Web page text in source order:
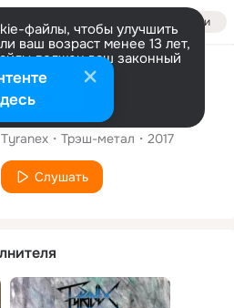
Войти
файлы, чтобы улучшить
ваш возраст менее 13 лет,
должен ваш законный
информации
Настроить
Альбом
Death Roll
Tyranex Трэш-метал 2017
Слушать